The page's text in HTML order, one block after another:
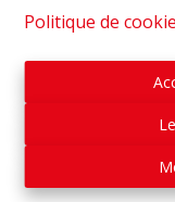
Politique de